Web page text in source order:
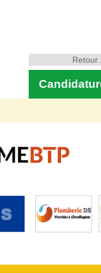
Retour